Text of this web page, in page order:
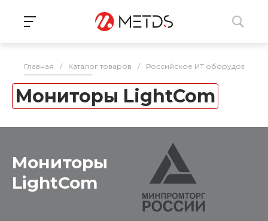
Главная / Каталог товаров / Российское ИТ оборудование
Мониторы LightCom
Мониторы
LightCom